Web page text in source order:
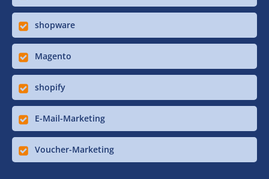
shopware
Magento
shopify
E-Mail-Marketing
Voucher-Marketing